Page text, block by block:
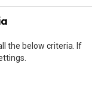
the below criteria. If